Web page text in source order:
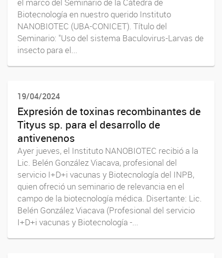
el marco del Seminario de la Cátedra de
Biotecnología en nuestro querido Instituto
NANOBIOTEC (UBA-CONICET). Título del
Seminario: "Uso del sistema Baculovirus-Larvas de
insecto para el...
19/04/2024
Expresión de toxinas recombinantes de
Tityus sp. para el desarrollo de
antivenenos
Ayer jueves, el Instituto NANOBIOTEC recibió a la
Lic. Belén González Viacava, profesional del
servicio I+D+i vacunas y Biotecnología del INPB,
quien ofreció un seminario de relevancia en el
campo de la biotecnología médica. Disertante: Lic.
Belén González Viacava (Profesional del servicio
I+D+i vacunas y Biotecnología -...